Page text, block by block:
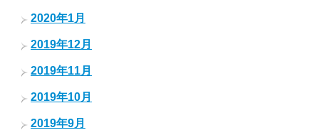
2020年1月
2019年12月
2019年11月
2019年10月
2019年9月